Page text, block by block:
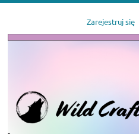
Zarejestruj się